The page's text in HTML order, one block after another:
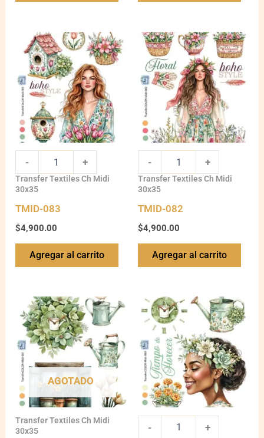
TMID-
083
quantity
- +
Transfer Textiles Ch Midi
30x35
TMID-083
$4,900.00
Agregar al carrito
TMID-
082
quantity
- +
Transfer Textiles Ch Midi
30x35
TMID-082
$4,900.00
Agregar al carrito
AGOTADO
Transfer Textiles Ch Midi
30x35
TMID-
080
quantity
- +